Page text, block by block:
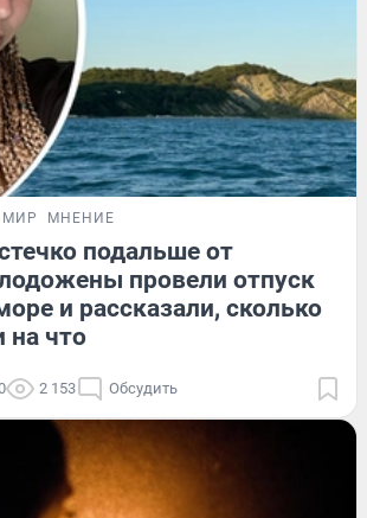
МИР МНЕНИЕ
подальше от
провели отпуск
и рассказали, сколько
на что
2 153 Обсудить